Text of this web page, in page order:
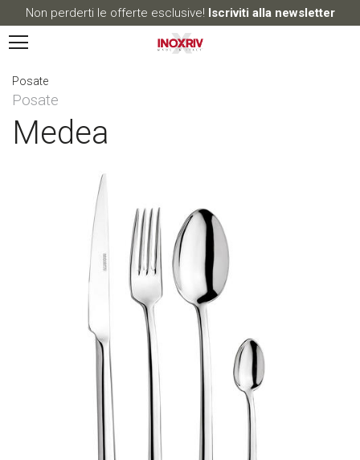
Non perderti le offerte esclusive! Iscriviti alla newsletter
Posate
Posate
Medea